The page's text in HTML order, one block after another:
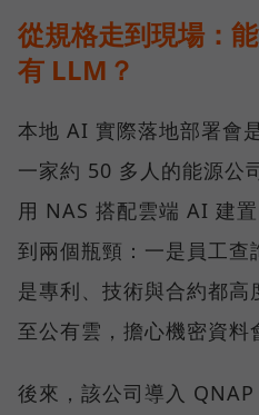
從規格走到現場：
有 LLM？
本地 AI 實際落地部署會
一家約 50 多人的能源公
用 NAS 搭配雲端 AI 建
到兩個瓶頸：一是員工查
是專利、技術與合約都
至公有雲，擔心機密資料
後來，該公司導入